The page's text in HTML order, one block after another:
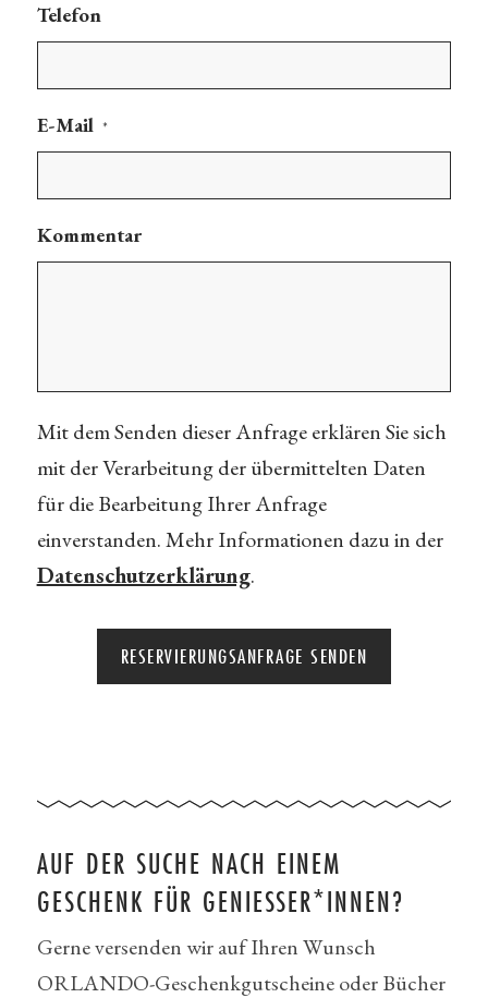
Telefon
E-Mail *
Kommentar
Mit dem Senden dieser Anfrage erklären Sie sich
mit der Verarbeitung der übermittelten Daten
für die Bearbeitung Ihrer Anfrage
einverstanden. Mehr Informationen dazu in der
Datenschutzerklärung.
AUF DER SUCHE NACH EINEM
GESCHENK FÜR GENIESSER*INNEN?
Gerne versenden wir auf Ihren Wunsch
ORLANDO-Geschenkgutscheine oder Bücher